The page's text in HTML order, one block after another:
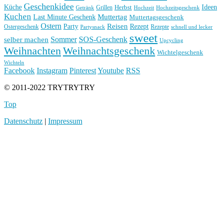
Küche Geschenkidee Getränk Grillen Herbst Hochzeit Hochzeitsgeschenk Ideen
Kuchen Last Minute Geschenk Muttertag Muttertagsgeschenk
Ostergeschenk Ostern Party Partysnack Reisen Rezept Rezepte schnell und lecker
selber machen Sommer SOS-Geschenk sweet Upcycling
Weihnachten Weihnachtsgeschenk Wichtelgeschenk
Wichteln
Facebook Instagram PinterestYoutube RSS
© 2011-2022 TRYTRYTRY
Top
Datenschutz | Impressum